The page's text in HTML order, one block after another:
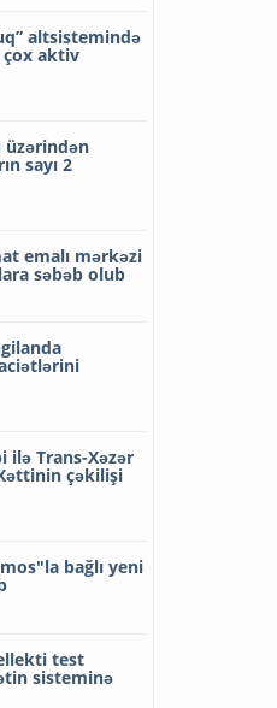
altsistemində
çox aktiv
üzərindən
sayı 2
emalı mərkəzi
səbəb olub
ilə Trans-Xəzər
çəkilişi
bağlı yeni
test
sisteminə